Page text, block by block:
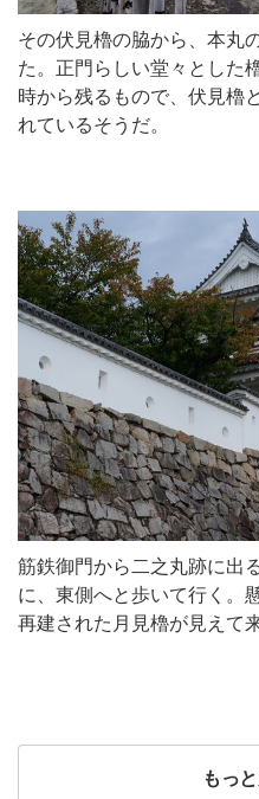
その伏見櫓の脇から、本丸
た。正門らしい堂々とした
時から残るもので、伏見櫓
れているそうだ。
筋鉄御門から二之丸跡に出
に、東側へと歩いて行く。
再建された月見櫓が見えて来
もっ